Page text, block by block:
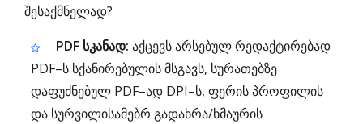
შესაქმნელად?
PDF სკანად: აქცევს არსებულ რედაქტირებად
PDF–ს სქანირებულის მსგავს, სურათებზე
დაფუძნებულ PDF–ად DPI–ს, ფერის პროფილის
და სურვილისამებრ გადახრა/ხმაურის